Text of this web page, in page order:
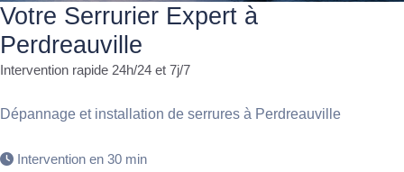
Votre Serrurier Expert à
Perdreauville
Intervention rapide 24h/24 et 7j/7
Dépannage et installation de serrures à Perdreauville
Intervention en 30 min